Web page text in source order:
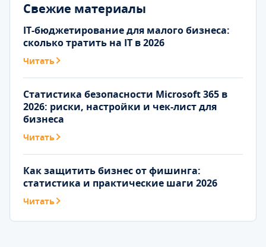
Свежие материалы
IT-бюджетирование для малого бизнеса:
сколько тратить на IT в 2026
Читать
Статистика безопасности Microsoft 365 в
2026: риски, настройки и чек-лист для
бизнеса
Читать
Как защитить бизнес от фишинга:
статистика и практические шаги 2026
Читать